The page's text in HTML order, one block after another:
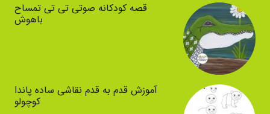
قصه کودکانه صوتی تی تی تمساح
باهوش
آموزش قدم به قدم نقاشی ساده پاندا
کوچولو